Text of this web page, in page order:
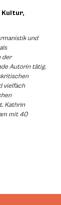
Kultur,
und
der
Autorin tätig.
vielfach
Kathrin
mit 40